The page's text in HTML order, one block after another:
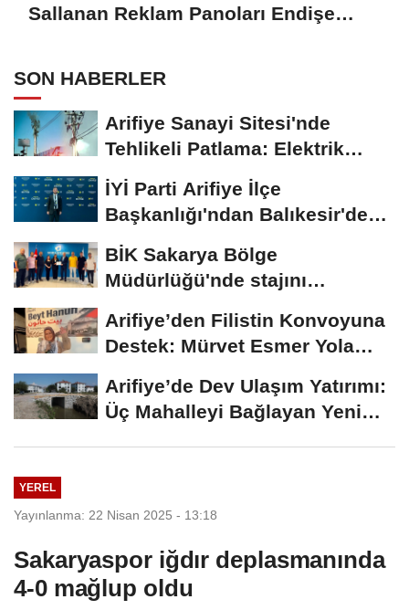
Sallanan Reklam Panoları Endişe
SON HABERLER
Arifiye Sanayi Sitesi'nde
Tehlikeli Patlama: Elektrik
Altyapısı Çöktü,...
İYİ Parti Arifiye İlçe
Başkanlığı'ndan Balıkesir'deki
Büyük...
BİK Sakarya Bölge
Müdürlüğü'nde stajını
Arifiye’den Filistin Konvoyuna
Destek: Mürvet Esmer Yola
Arifiye’de Dev Ulaşım Yatırımı:
Üç Mahalleyi Bağlayan Yeni
YEREL
Yayınlanma: 22 Nisan 2025 - 13:18
Sakaryaspor iğdır deplasmanında
4-0 mağlup oldu